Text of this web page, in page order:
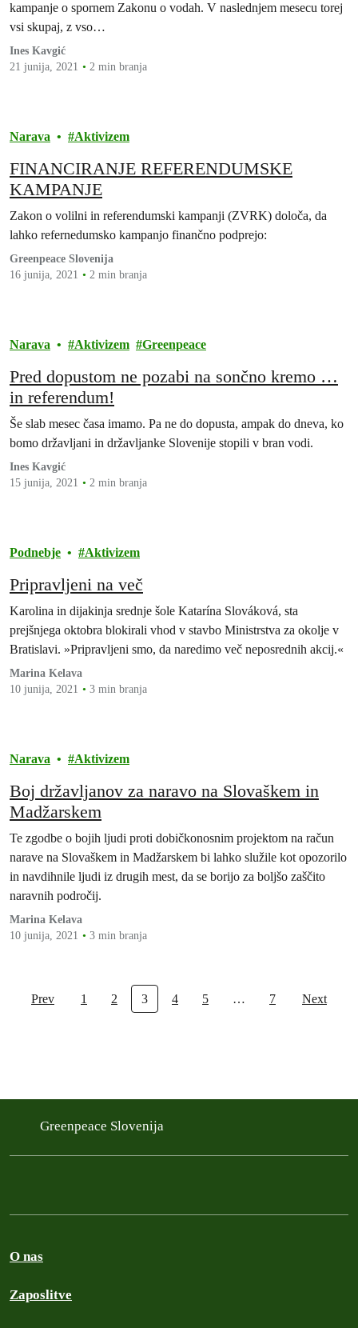
kampanje o spornem Zakonu o vodah. V naslednjem mesecu torej
vsi skupaj, z vso…
Ines Kavgić
21 junija, 2021
2 min branja
Narava Aktivizem
FINANCIRANJE REFERENDUMSKE
KAMPANJE
Zakon o volilni in referendumski kampanji (ZVRK) določa, da
lahko refernedumsko kampanjo finančno podprejo:
Greenpeace Slovenija
16 junija, 2021
2 min branja
Narava Aktivizem Greenpeace
Pred dopustom ne pozabi na sončno kremo …
in referendum!
Še slab mesec časa imamo. Pa ne do dopusta, ampak do dneva, ko
bomo državljani in državljanke Slovenije stopili v bran vodi.
Ines Kavgić
15 junija, 2021
2 min branja
Podnebje Aktivizem
Pripravljeni na več
Karolina in dijakinja srednje šole Katarína Slováková, sta
prejšnjega oktobra blokirali vhod v stavbo Ministrstva za okolje v
Bratislavi. »Pripravljeni smo, da naredimo več neposrednih akcij.«
Marina Kelava
10 junija, 2021
3 min branja
Narava Aktivizem
Boj državljanov za naravo na Slovaškem in
Madžarskem
Te zgodbe o bojih ljudi proti dobičkonosnim projektom na račun
narave na Slovaškem in Madžarskem bi lahko služile kot opozorilo
in navdihnile ljudi iz drugih mest, da se borijo za boljšo zaščito
naravnih področij.
Marina Kelava
10 junija, 2021
3 min branja
Prev 1 2 3 4 5 … 7 Next
Greenpeace Slovenija
O nas
Zaposlitve